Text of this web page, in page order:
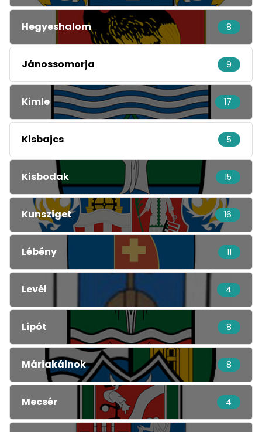
Hegyeshalom 8
Jánossomorja 9
Kimle 17
Kisbajcs 5
Kisbodak 15
Kunsziget 16
Lébény 11
Levél 4
Lipót 8
Máriakálnok 8
Mecsér 4